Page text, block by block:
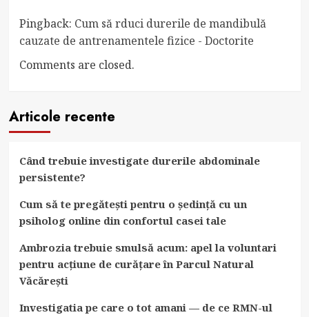
Pingback: Cum să rduci durerile de mandibulă
cauzate de antrenamentele fizice - Doctorite
Comments are closed.
Articole recente
Când trebuie investigate durerile abdominale
persistente?
Cum să te pregătești pentru o ședință cu un
psiholog online din confortul casei tale
Ambrozia trebuie smulsă acum: apel la voluntari
pentru acțiune de curățare în Parcul Natural
Văcărești
Investigatia pe care o tot amani — de ce RMN-ul